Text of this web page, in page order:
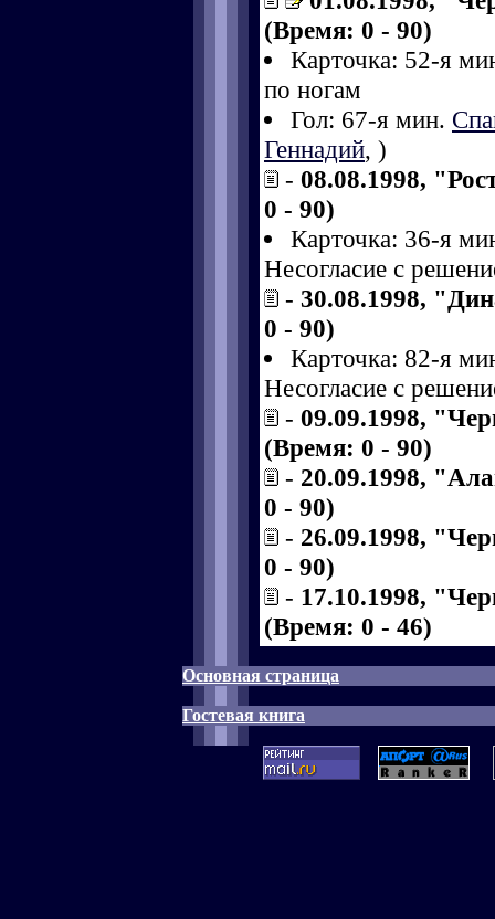
(Время: 0 - 90)
Карточка: 52-я
по ногам
Гол: 67-я мин.
Геннадий, )
- 08.08.1998,
0 - 90)
Карточка: 36-я
Несогласие с
- 30.08.1998,
0 - 90)
Карточка: 82-я
Несогласие с
- 09.09.1998,
(Время: 0 - 90)
- 20.09.1998,
0 - 90)
- 26.09.1998,
0 - 90)
- 17.10.1998,
(Время: 0 - 46)
Основная страница
Гостевая книга